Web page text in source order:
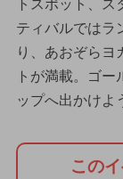
トスポット、
ティバルではラ
り、あおぞらヨ
トが満載。ゴ
ップへ出かけよ
この